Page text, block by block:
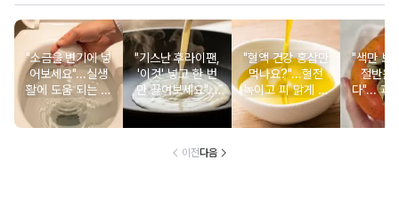
"소금을 변기에 넣
어보세요"...실생
활에 도움 되는 소
금의 희한한 활용
법 6
"기스난 후라이팬,
'이것' 넣고 한 번
만 끓여보세요"...
놀랍게도 새 팬으
"혈액 건강 홍삼만
먹나요?"...혈전
녹이고 피 맑게 하
는 식재료 6가지
"색만 보
절반은
다"... 과
서도 먼
홍시 선
이전다음